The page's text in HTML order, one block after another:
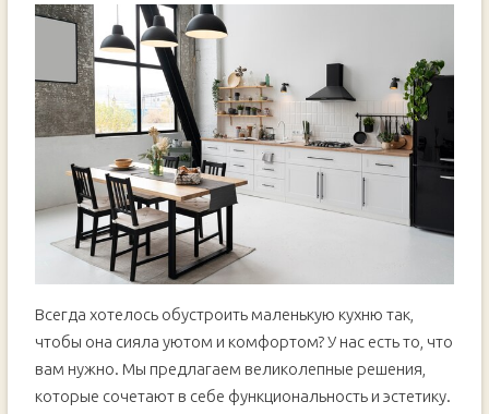
Оптимальные решения для ограниченных пространств
Богатый выбор размеров и форм
Выгодные предложения на мебель для компактных
кухонь
Удобные и эргономичные стулья
Прочные материалы и надежная конструкция
Инновационные решения для умного использования
площади
Мебель, сочетающая функциональность и эстетику
Вдохновляющие фотографии интерьеров идеальных
кухонь
Большой Обзор Столов и Стульев для Кухни из
«HOFF»
Всегда хотелось обустроить маленькую кухню так,
чтобы она сияла уютом и комфортом? У нас есть то, что
вам нужно. Мы предлагаем великолепные решения,
которые сочетают в себе функциональность и эстетику.